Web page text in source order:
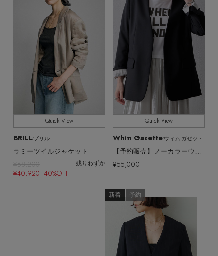
【エディターズ・エッセンシャル】
ベーシックとトレンドが交差する16の名品
Stay inthe Loop
ELLE SHOP 公式アプリ
Quick View
BRILL/ブリル
ラミーツイルジャケット
¥68,200 残りわずか
¥40,920 40%OFF
Quick View
Whim Gazette/ウィム ガゼット
¥55,000
新着 予約